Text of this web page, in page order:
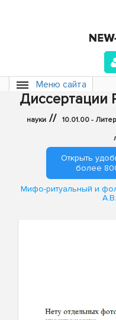
Меню сайта
Диссертации
науки // 10.01.00 -
Открыть
более
Мифо-ритуальный и